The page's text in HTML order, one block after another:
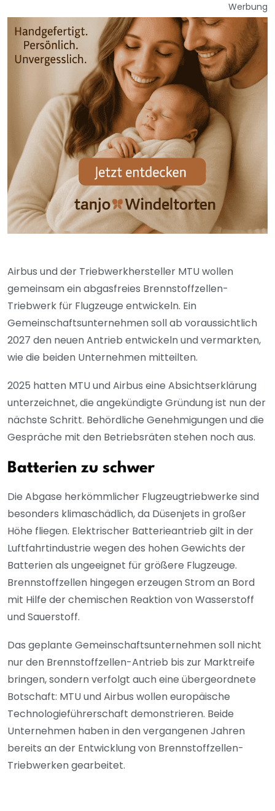
Werbung
Airbus und der Triebwerkhersteller MTU wollen
gemeinsam ein abgasfreies Brennstoffzellen-
Triebwerk für Flugzeuge entwickeln. Ein
Gemeinschaftsunternehmen soll ab voraussichtlich
2027 den neuen Antrieb entwickeln und vermarkten,
wie die beiden Unternehmen mitteilten.
2025 hatten MTU und Airbus eine Absichtserklärung
unterzeichnet, die angekündigte Gründung ist nun der
nächste Schritt. Behördliche Genehmigungen und die
Gespräche mit den Betriebsräten stehen noch aus.
Batterien zu schwer
Die Abgase herkömmlicher Flugzeugtriebwerke sind
besonders klimaschädlich, da Düsenjets in großer
Höhe fliegen. Elektrischer Batterieantrieb gilt in der
Luftfahrtindustrie wegen des hohen Gewichts der
Batterien als ungeeignet für größere Flugzeuge.
Brennstoffzellen hingegen erzeugen Strom an Bord
mit Hilfe der chemischen Reaktion von Wasserstoff
und Sauerstoff.
Das geplante Gemeinschaftsunternehmen soll nicht
nur den Brennstoffzellen-Antrieb bis zur Marktreife
bringen, sondern verfolgt auch eine übergeordnete
Botschaft: MTU und Airbus wollen europäische
Technologieführerschaft demonstrieren. Beide
Unternehmen haben in den vergangenen Jahren
bereits an der Entwicklung von Brennstoffzellen-
Triebwerken gearbeitet.